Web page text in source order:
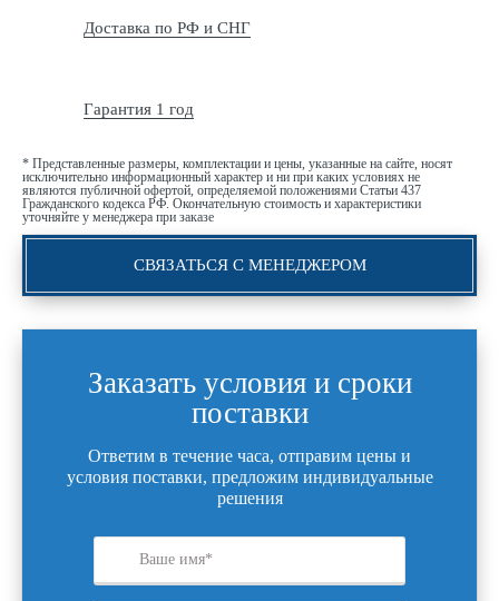
Доставка по РФ и СНГ
Гарантия 1 год
* Представленные размеры, комплектации и цены, указанные на сайте, носят
исключительно информационный характер и ни при каких условиях не
являются публичной офертой, определяемой положениями Статьи 437
Гражданского кодекса РФ. Окончательную стоимость и характеристики
уточняйте у менеджера при заказе
СВЯЗАТЬСЯ С МЕНЕДЖЕРОМ
Заказать условия и сроки
поставки
Ответим в течение часа, отправим цены и
условия поставки, предложим индивидуальные
решения